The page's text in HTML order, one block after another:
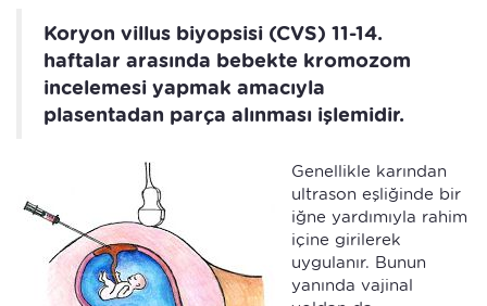
Koryon villus biyopsisi (CVS) 11-14.
haftalar arasında bebekte kromozom
incelemesi yapmak amacıyla
plasentadan parça alınması işlemidir.
Genellikle karından
ultrason eşliğinde bir
iğne yardımıyla rahim
içine girilerek
uygulanır. Bunun
yanında vajinal